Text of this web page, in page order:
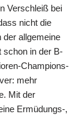
Verschleiß bei
nicht die
der allgemeine
schon in der B-
Champions-
mehr
Mit der
Ermüdungs-,